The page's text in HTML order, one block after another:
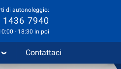
di autonoleggio:
1436 7940
- 18:30 in poi
Contattaci